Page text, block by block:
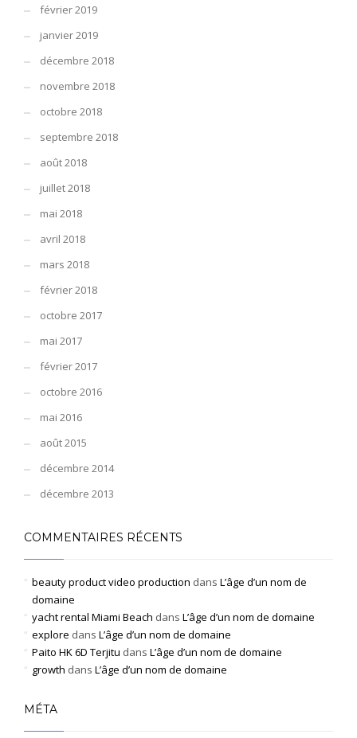
février 2019
janvier 2019
décembre 2018
novembre 2018
octobre 2018
septembre 2018
août 2018
juillet 2018
mai 2018
avril 2018
mars 2018
février 2018
octobre 2017
mai 2017
février 2017
octobre 2016
mai 2016
août 2015
décembre 2014
décembre 2013
COMMENTAIRES RÉCENTS
beauty product video production dans L’âge d’un nom de
domaine
yacht rental Miami Beach dans L’âge d’un nom de domaine
explore dans L’âge d’un nom de domaine
Paito HK 6D Terjitu dans L’âge d’un nom de domaine
growth dans L’âge d’un nom de domaine
MÉTA